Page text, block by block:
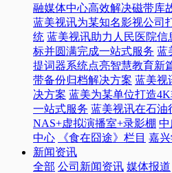
融媒体中心高效解决磁带库
蓝美视讯为某知名影视公司
统 蓝美视讯助力人民医院信
标并圆满完成一站式服务 蓝
提词器系统点亮智慧教育新
带备份归档解决方案 蓝美视
决方案 蓝美为某单位打造
一站式服务 蓝美视讯在石油
NAS+虚拟演播室+录影棚 中
中心
《食在囧途》栏目 嘉
新闻资讯
全部 公司新闻资讯 媒体报道